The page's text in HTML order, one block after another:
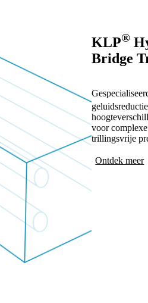
KLP®
Bridge
voor
trillingsvrije
Ontdek meer